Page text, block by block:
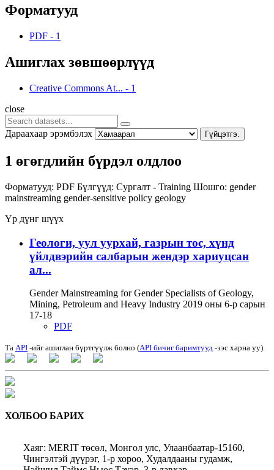
Форматууд
PDF - 1
Ашиглах зөвшөөрлүүд
Creative Commons At... - 1
close
Дараахаар эрэмбэлэх Гүйцэтгэ.
1 өгөгдлийн бүрдэл олдлоо
Форматууд: PDF Бүлгүүд: Сургалт - Training Шошго: gender
mainstreaming gender-sensitive policy geology
Үр дүнг шүүх
Геологи, уул уурхай, газрын тос, хүнд
үйлдвэрийн салбарын жендэр хариуцсан
ал...
Gender Mainstreaming for Gender Specialists of Geology,
Mining, Petroleum and Heavy Industry 2019 оны 6-р сарын
17-18
PDF
Та API -ийг ашиглан бүртгүүлж болно (API бичиг баримтууд -ээс харна уу).
ХОЛБОО БАРИХ
Хаяг: MERIT төсөл, Монгол улс, Улаанбаатар-15160,
Чингэлтэй дүүрэг, 1-р хороо, Худалдааны гудамж,